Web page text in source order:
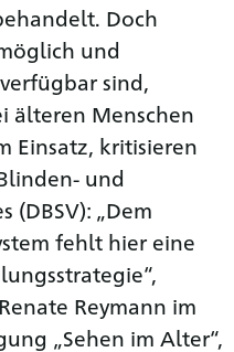
Doch
und
sind,
älteren Menschen
Einsatz, kritisieren
und
(DBSV): „Dem
fehlt hier eine
Reymann im
„Sehen im Alter“,